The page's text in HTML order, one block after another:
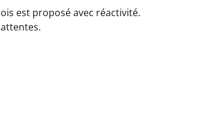
est proposé avec réactivité.